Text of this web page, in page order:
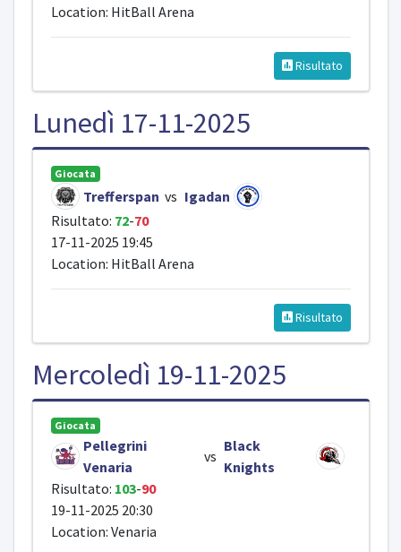
Location: HitBall Arena
Risultato
Lunedì 17-11-2025
Giocata
Trefferspan vs Igadan
Risultato: 72-70
17-11-2025 19:45
Location: HitBall Arena
Risultato
Mercoledì 19-11-2025
Giocata
Pellegrini
Venaria
vs
Black
Knights
Risultato: 103-90
19-11-2025 20:30
Location: Venaria